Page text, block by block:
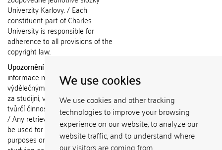
We use cookies
We use cookies and other tracking
technologies to improve your browsing
experience on our website, to analyze our
website traffic, and to understand where
our visitors are coming from.
Univerzity Karlovy. / Each
constituent part of Charles
University is responsible for
adherence to all provisions of the
copyright law.
Upozornění / Notice:
informace nemohou být použity k
výdělečným účelům nebo vydávány
za studijní, vědeckou nebo jinou
tvůrčí činnost jiné osoby než autora.
/ Any retrieved information shall not
be used for any commercial
purposes or claimed as results of